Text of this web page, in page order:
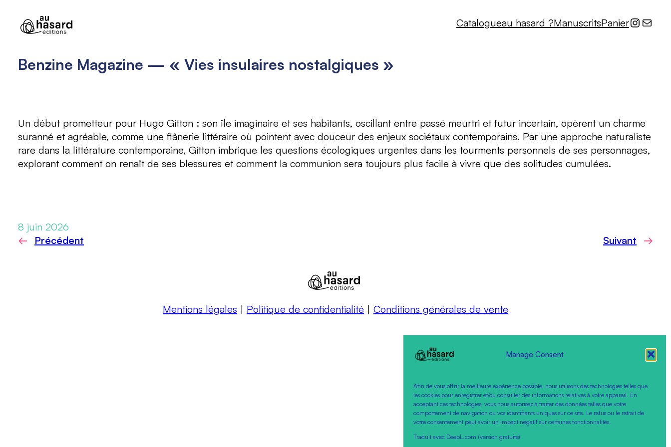
Manage Consent
Afin de vous offrir la meilleure expérience possible, nous utilisons des technologies telles que
les cookies pour enregistrer et/ou consulter des informations relatives à votre appareil. En
acceptant ces technologies, vous nous autorisez à traiter des données telles que votre
comportement de navigation ou vos identifiants uniques sur ce site. Le refus ou le retrait de
votre consentement peut avoir un impact négatif sur certaines fonctionnalités.
Traduit avec DeepL.com (version gratuite)
contenu
Catalogueau hasard ?ManuscritsPanier E-mail
Benzine Magazine — « Vies insulaires nostalgiques »
Un début prometteur pour Hugo Gitton : son île imaginaire et ses habitants, oscillant entre passé meurtri et futur incertain, opèrent un charme
suranné et agréable, comme une flânerie littéraire où pointent avec douceur des enjeux sociétaux contemporains. Par une approche naturaliste
rare dans la littérature contemporaine, Gitton imbrique les questions écologiques urgentes dans les tourments personnels de ses personnages,
explorant comment on renaît de ses blessures et comment la communion sera toujours plus facile à vivre que des solitudes cumulées.
8 juin 2026
←
Précédent Suivant →
Mentions légales | Politique de confidentialité | Conditions générales de vente